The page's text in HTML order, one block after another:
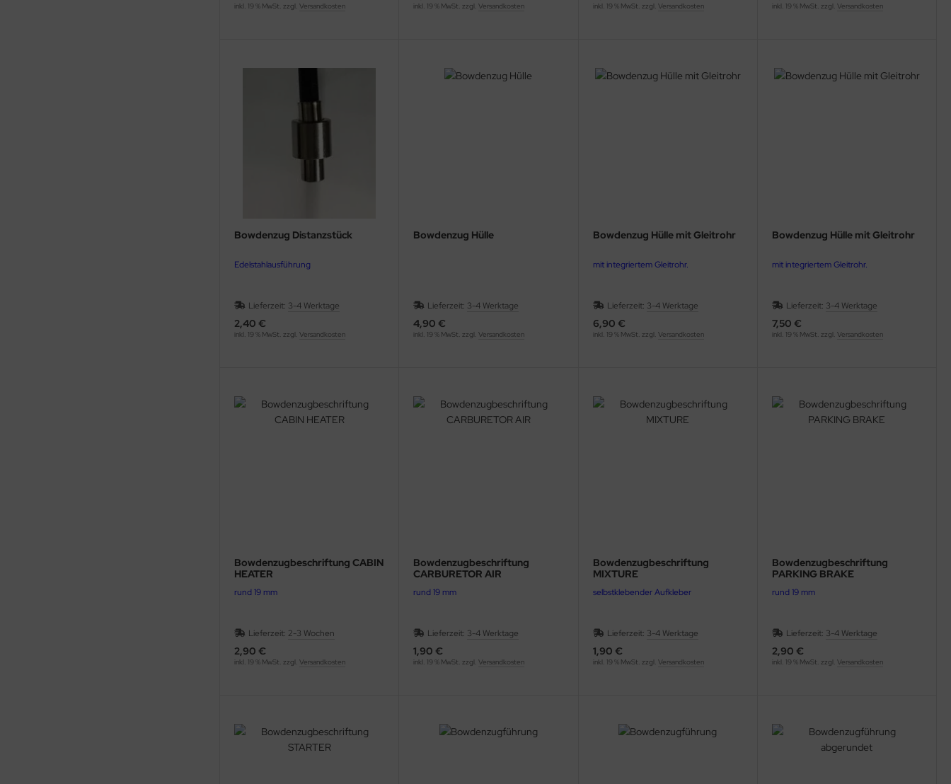
inkl. 19 % MwSt. zzgl. Versandkosten inkl. 19 % MwSt. zzgl.Versandkosten inkl. 19 % MwSt. zzgl. Versandkosten inkl. 19 % MwSt. zzgl. Versandkosten
Bowdenzug Distanzstück
Edelstahlausführung
Lieferzeit: 3-4 Werktage
2,40 €
inkl. 19 % MwSt. zzgl. Versandkosten
Bowdenzug Hülle
Lieferzeit: 3-4 Werktage
4,90 €
inkl. 19 % MwSt. zzgl.Versandkosten
Bowdenzug Hülle mit Gleitrohr
mit integriertem Gleitrohr.
Lieferzeit: 3-4 Werktage
6,90 €
inkl. 19 % MwSt. zzgl. Versandkosten
Bowdenzug Hülle mit Gleitrohr
mit integriertem Gleitrohr.
Lieferzeit: 3-4 Werktage
7,50 €
inkl. 19 % MwSt. zzgl. Versandkosten
Bowdenzugbeschriftung CABIN
HEATER
rund 19 mm
Lieferzeit: 2-3 Wochen
2,90 €
inkl. 19 % MwSt. zzgl. Versandkosten
Bowdenzugbeschriftung
CARBURETOR AIR
rund 19 mm
Lieferzeit: 3-4 Werktage
1,90 €
inkl. 19 % MwSt. zzgl.Versandkosten
Bowdenzugbeschriftung
MIXTURE
selbstklebender Aufkleber
Lieferzeit: 3-4 Werktage
1,90 €
inkl. 19 % MwSt. zzgl. Versandkosten
Bowdenzugbeschriftung
PARKING BRAKE
rund 19 mm
Lieferzeit: 3-4 Werktage
2,90 €
inkl. 19 % MwSt. zzgl. Versandkosten